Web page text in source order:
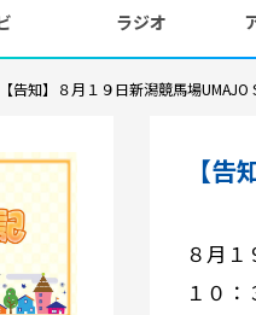
ラジオ
【告知】８月１９日新潟競馬場
【
８月
１０